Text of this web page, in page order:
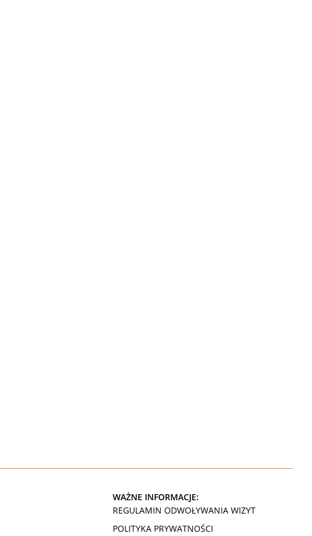
WAŻNE INFORMACJE:
REGULAMIN ODWOŁYWANIA WIZYT
POLITYKA PRYWATNOŚCI